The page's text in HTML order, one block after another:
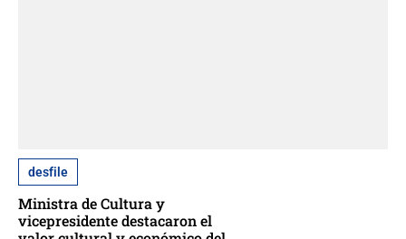
desfile
Ministra de Cultura y
vicepresidente destacaron el